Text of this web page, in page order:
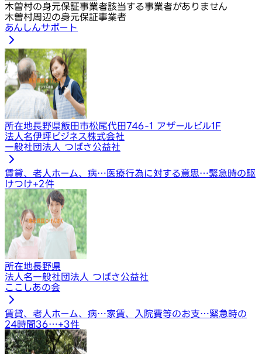
木曽村の身元保証事業者該当する事業者がありません
木曽村周辺の身元保証事業者
あんしんサポート
所在地長野県飯田市松尾代田746-1 アザールビル1F
法人名伊坪ビジネス株式会社
一般社団法人 つばさ公益社
賃貸、老人ホーム、病…医療行為に対する意思…緊急時の駆
けつけ+2件
所在地長野県
法人名一般社団法人 つばさ公益社
ここしあの会
賃貸、老人ホーム、病…家賃、入院費等のお支…緊急時の
24時間36…+3件